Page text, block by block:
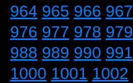
964 965 966 967
976 977 978 979
988 989 990 991
1000 1001 1002